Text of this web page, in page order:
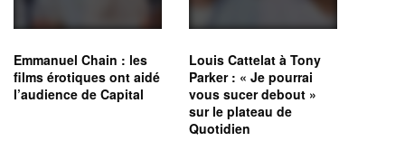
Emmanuel Chain : les
films érotiques ont aidé
l’audience de Capital
Louis Cattelat à Tony
Parker : « Je pourrai
vous sucer debout »
sur le plateau de
Quotidien